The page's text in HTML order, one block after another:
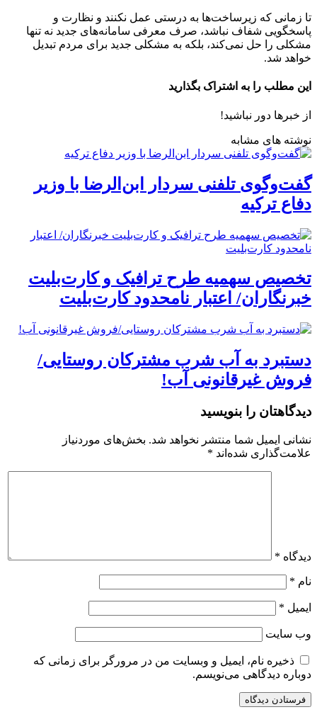
تا زمانی که زیرساخت‌ها به درستی عمل نکنند و نظارت و
پاسخگویی شفاف نباشد، صرف معرفی سامانه‌های جدید نه تنها
مشکلی را حل نمی‌کند، بلکه به مشکلی جدید برای مردم تبدیل
خواهد شد.
این مطلب را به اشتراک بگذارید
از خبرها دور نباشید!
نوشته های مشابه
گفت‌وگوی تلفنی سردار ابن‌الرضا با وزیر
دفاع ترکیه
تخصیص سهمیه طرح ترافیک و کارت‌بلیت
خبرنگاران/ اعتبار نامحدود کارت‌بلیت
دستبرد به آب شرب مشترکان روستایی/
فروش غیرقانونی آب!
دیدگاهتان را بنویسید
نشانی ایمیل شما منتشر نخواهد شد. بخش‌های موردنیاز
علامت‌گذاری شده‌اند *
دیدگاه *
نام *
ایمیل *
وب‌ سایت
ذخیره نام، ایمیل و وبسایت من در مرورگر برای زمانی که
دوباره دیدگاهی می‌نویسم.